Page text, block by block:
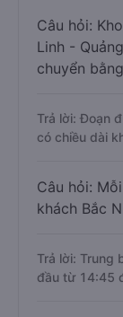
Câu hỏi:
Linh -
chuyển
Trả lời: Đoạn
có chiều dài
Câu hỏi:
khách Bắc
Trả lời: Trung
đầu từ 14:45